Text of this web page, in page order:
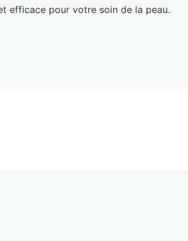
efficace pour votre soin de la peau.